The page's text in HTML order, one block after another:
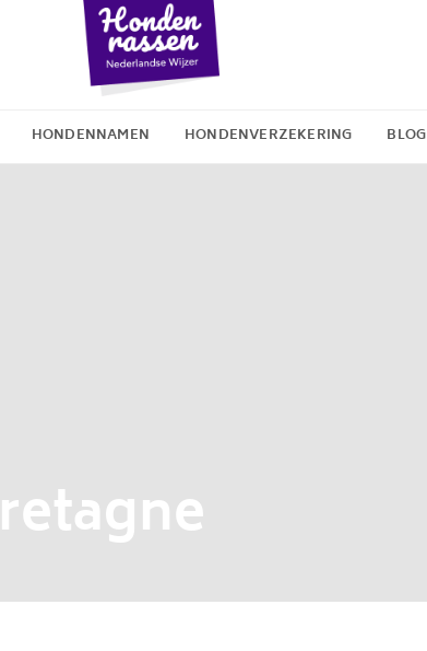
HONDENNAMEN HONDENVERZEKERING BLOG